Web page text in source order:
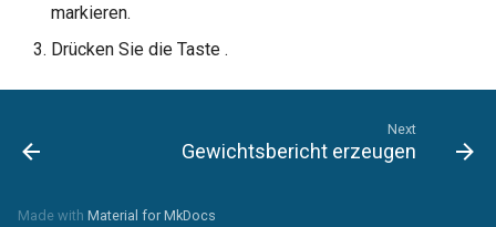
markieren.
Drücken Sie die Taste .
Next
Gewichtsbericht erzeugen
Made with Material for MkDocs